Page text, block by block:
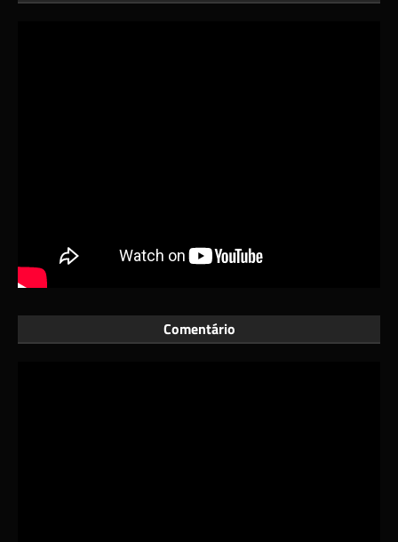
Comentário